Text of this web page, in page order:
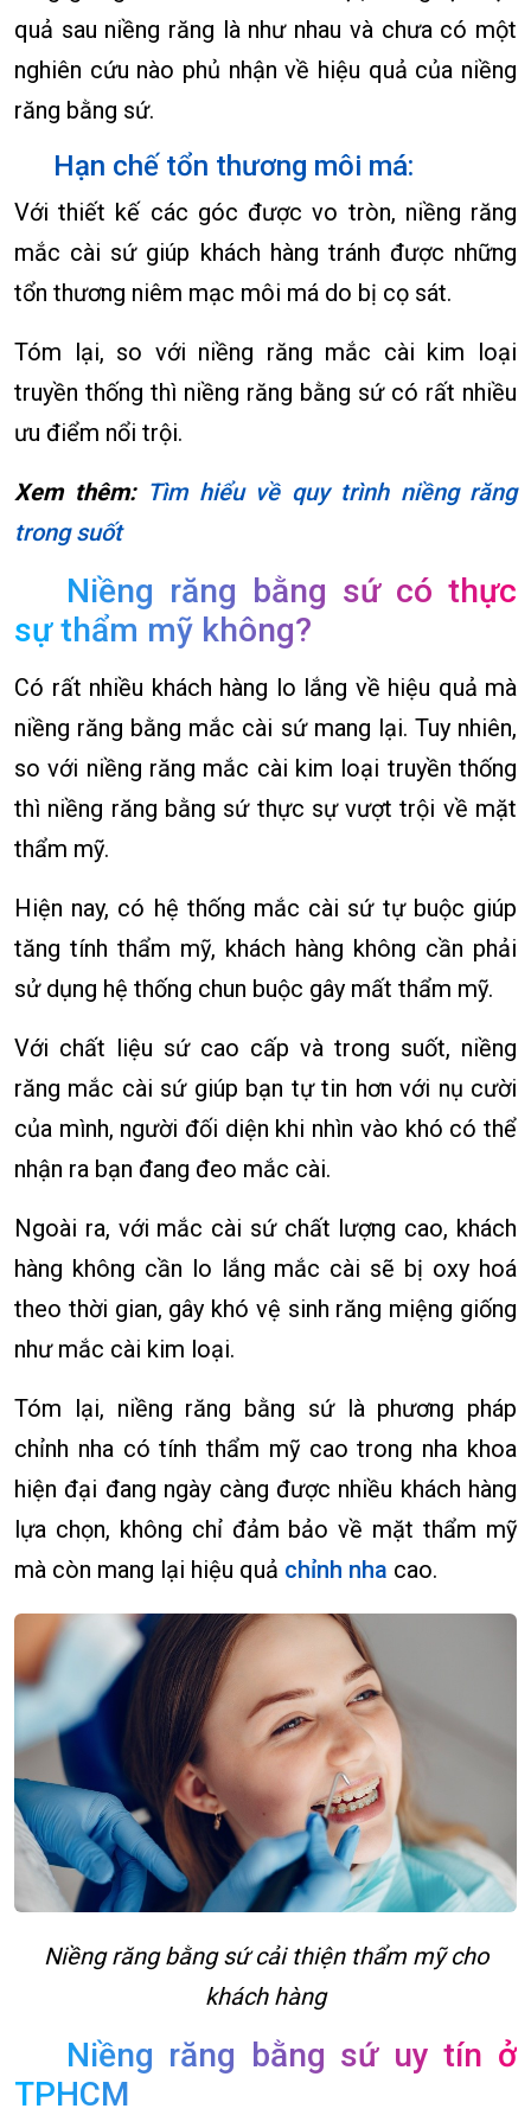
quả sau niềng răng là như nhau và chưa có một
nghiên cứu nào phủ nhận về hiệu quả của niềng
răng bằng sứ.
Hạn chế tổn thương môi má:
Với thiết kế các góc được vo tròn, niềng răng
mắc cài sứ giúp khách hàng tránh được những
tổn thương niêm mạc môi má do bị cọ sát.
Tóm lại, so với niềng răng mắc cài kim loại
truyền thống thì niềng răng bằng sứ có rất nhiều
ưu điểm nổi trội.
Xem thêm: Tìm hiểu về quy trình niềng răng
trong suốt
Niềng răng bằng sứ có thực
sự thẩm mỹ không?
Có rất nhiều khách hàng lo lắng về hiệu quả mà
niềng răng bằng mắc cài sứ mang lại. Tuy nhiên,
so với niềng răng mắc cài kim loại truyền thống
thì niềng răng bằng sứ thực sự vượt trội về mặt
thẩm mỹ.
Hiện nay, có hệ thống mắc cài sứ tự buộc giúp
tăng tính thẩm mỹ, khách hàng không cần phải
sử dụng hệ thống chun buộc gây mất thẩm mỹ.
Với chất liệu sứ cao cấp và trong suốt, niềng
răng mắc cài sứ giúp bạn tự tin hơn với nụ cười
của mình, người đối diện khi nhìn vào khó có thể
nhận ra bạn đang đeo mắc cài.
Ngoài ra, với mắc cài sứ chất lượng cao, khách
hàng không cần lo lắng mắc cài sẽ bị oxy hoá
theo thời gian, gây khó vệ sinh răng miệng giống
như mắc cài kim loại.
Tóm lại, niềng răng bằng sứ là phương pháp
chỉnh nha có tính thẩm mỹ cao trong nha khoa
hiện đại đang ngày càng được nhiều khách hàng
lựa chọn, không chỉ đảm bảo về mặt thẩm mỹ
mà còn mang lại hiệu quả chỉnh nha cao.
Niềng răng bằng sứ cải thiện thẩm mỹ cho
khách hàng
Niềng răng bằng sứ uy tín ở
TPHCM